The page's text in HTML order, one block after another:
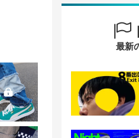
最新